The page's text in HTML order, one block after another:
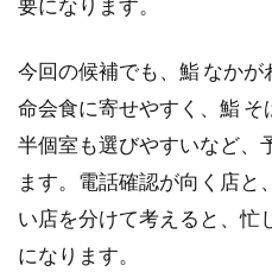
要になります。
今回の候補でも、鮨 なか
命会食に寄せやすく、鮨 そ
半個室も選びやすいなど、
ます。電話確認が向く店と
い店を分けて考えると、忙
になります。